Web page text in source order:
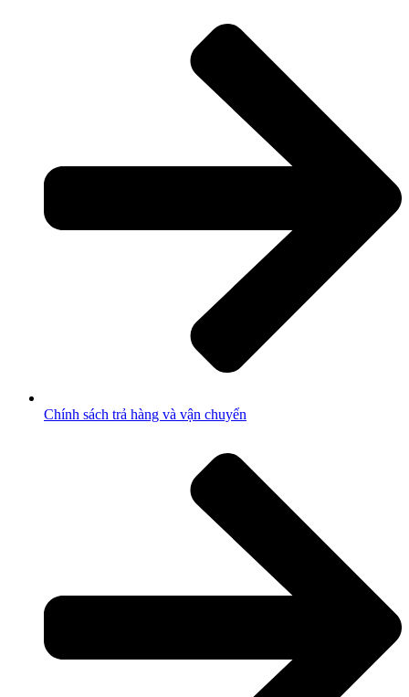
Chính sách trả hàng và vận chuyển